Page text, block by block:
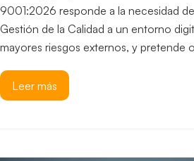
9001:2026 responde a la necesidad
Gestión de la Calidad a un entorno
mayores riesgos externos, y pretende
Leer más